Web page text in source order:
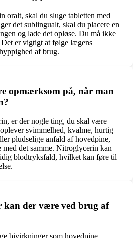
oralt, skal du sluge tabletten med
det sublingualt, skal du placere en
og lade det opløse. Du må ikke
er vigtigt at følge lægens
af brug.
opmærksom på, når man
er der nogle ting, du skal være
svimmelhed, kvalme, hurtig
pludselige anfald af hovedpine,
det samme. Nitroglycerin kan
blodtryksfald, hvilket kan føre til
der være ved brug af
bivirkninger som hovedpine,